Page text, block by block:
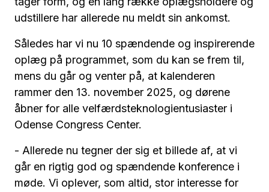
udstillere har allerede nu meldt sin ankomst.
Således har vi nu 10 spændende og inspirerende
oplæg på programmet, som du kan se frem til,
mens du går og venter på, at kalenderen
rammer den 13. november 2025, og dørene
åbner for alle velfærdsteknologientusiaster i
Odense Congress Center.
- Allerede nu tegner der sig et billede af, at vi
går en rigtig god og spændende konference i
møde. Vi oplever, som altid, stor interesse for